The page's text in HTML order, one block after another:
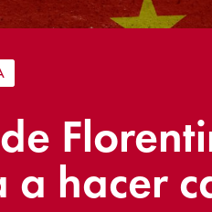
a hacer